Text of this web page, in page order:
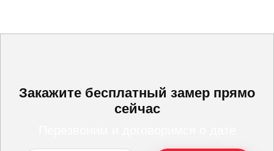
Закажите бесплатный замер прямо
сейчас